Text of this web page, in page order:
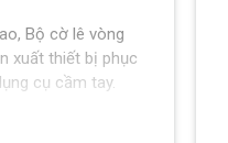
Bộ cờ lê vòng
xuất thiết bị phục
cụ cầm tay.